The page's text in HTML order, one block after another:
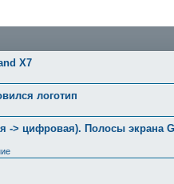
X7
логотип
-> цифровая). Полосы экрана